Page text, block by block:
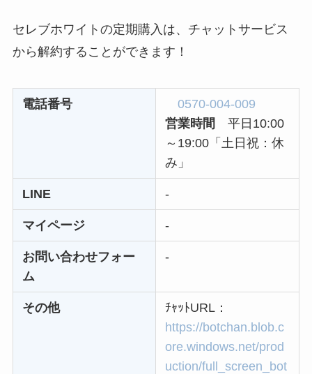
Sivorune(シボルネ)
なぜ解約できない？
る方法ある？
ニューZの解約まと
め！電話が繋がらな
い時の裏ワザ
ニーを電話から解約
する方法を完全攻略
セレブホワイトの定期購入は、チャットサービス
から解約することができます！
電話番号
0570-004-009
営業時間平日10:00
～19:00「土日祝：休
み」
LINE -
マイページ -
お問い合わせフォー
ム
-
その他
ﾁｬｯﾄURL：
https://botchan.blob.c
ore.windows.net/prod
uction/full_screen_bot